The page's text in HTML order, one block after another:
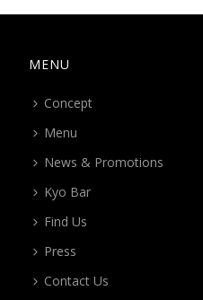
MENU
Concept
Menu
News & Promotions
Kyo Bar
Find Us
Press
Contact Us